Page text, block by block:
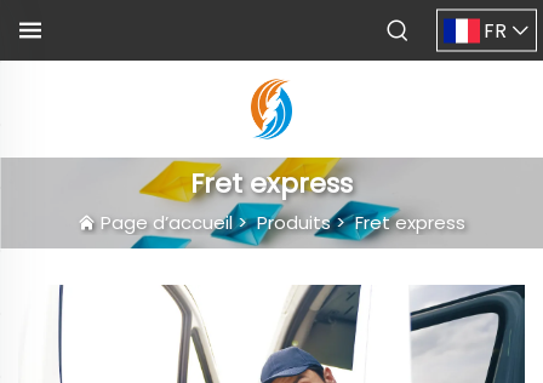
FR
Fret express
Page d’accueil>Produits>Fret express